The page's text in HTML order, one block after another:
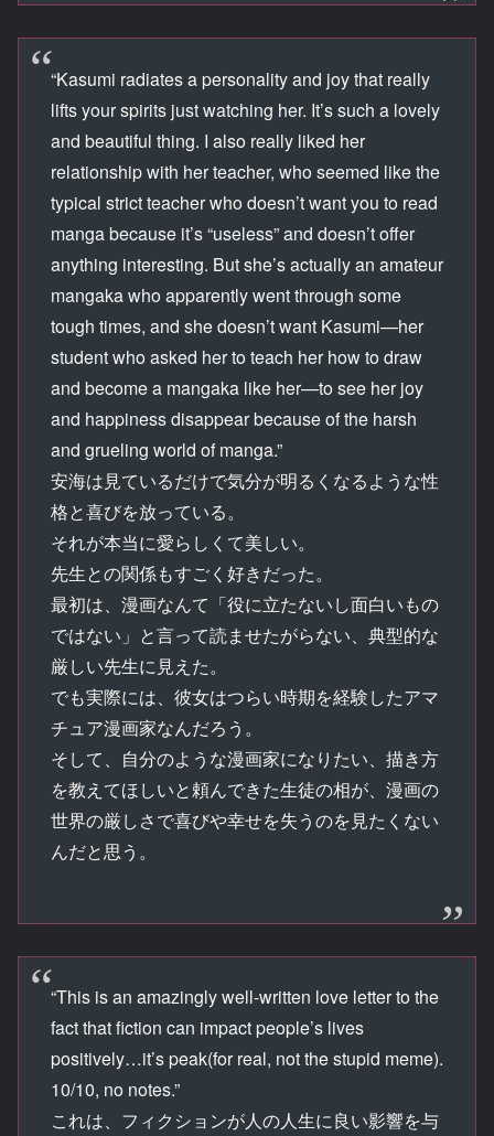
“Kasumi radiates a personality and joy that really
lifts your spirits just watching her. It’s such a lovely
and beautiful thing. I also really liked her
relationship with her teacher, who seemed like the
typical strict teacher who doesn’t want you to read
manga because it’s “useless” and doesn’t offer
anything interesting. But she’s actually an amateur
mangaka who apparently went through some
tough times, and she doesn’t want Kasumi—her
student who asked her to teach her how to draw
and become a mangaka like her—to see her joy
and happiness disappear because of the harsh
and grueling world of manga.”
安海は見ているだけで気分が明るくなるような性
格と喜びを放っている。
それが本当に愛らしくて美しい。
先生との関係もすごく好きだった。
最初は、漫画なんて「役に立たないし面白いもの
ではない」と言って読ませたがらない、典型的な
厳しい先生に見えた。
でも実際には、彼女はつらい時期を経験したアマ
チュア漫画家なんだろう。
そして、自分のような漫画家になりたい、描き方
を教えてほしいと頼んできた生徒の相が、漫画の
世界の厳しさで喜びや幸せを失うのを見たくない
んだと思う。
“This is an amazingly well-written love letter to the
fact that fiction can impact people’s lives
positively…it’s peak(for real, not the stupid meme).
10/10, no notes.”
これは、フィクションが人の人生に良い影響を与